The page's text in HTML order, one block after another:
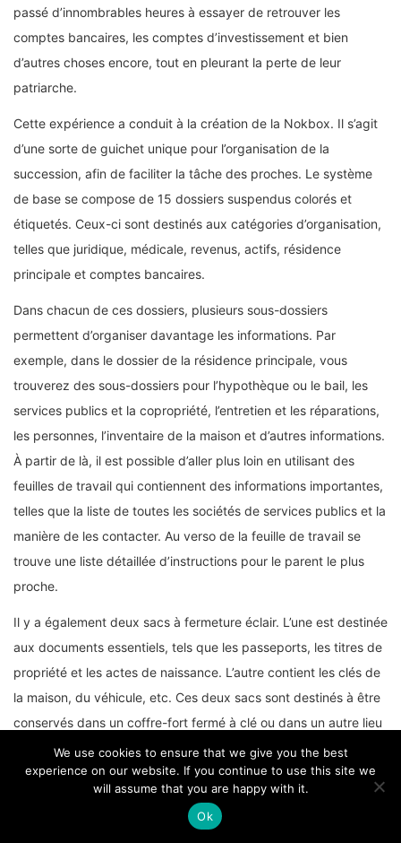
passé d’innombrables heures à essayer de retrouver les
comptes bancaires, les comptes d’investissement et bien
d’autres choses encore, tout en pleurant la perte de leur
patriarche.
Cette expérience a conduit à la création de la Nokbox. Il s’agit
d’une sorte de guichet unique pour l’organisation de la
succession, afin de faciliter la tâche des proches. Le système
de base se compose de 15 dossiers suspendus colorés et
étiquetés. Ceux-ci sont destinés aux catégories d’organisation,
telles que juridique, médicale, revenus, actifs, résidence
principale et comptes bancaires.
Dans chacun de ces dossiers, plusieurs sous-dossiers
permettent d’organiser davantage les informations. Par
exemple, dans le dossier de la résidence principale, vous
trouverez des sous-dossiers pour l’hypothèque ou le bail, les
services publics et la copropriété, l’entretien et les réparations,
les personnes, l’inventaire de la maison et d’autres informations.
À partir de là, il est possible d’aller plus loin en utilisant des
feuilles de travail qui contiennent des informations importantes,
telles que la liste de toutes les sociétés de services publics et la
manière de les contacter. Au verso de la feuille de travail se
trouve une liste détaillée d’instructions pour le parent le plus
proche.
Il y a également deux sacs à fermeture éclair. L’une est destinée
aux documents essentiels, tels que les passeports, les titres de
propriété et les actes de naissance. L’autre contient les clés de
la maison, du véhicule, etc. Ces deux sacs sont destinés à être
conservés dans un coffre-fort fermé à clé ou dans un autre lieu
Le tout est emballé dans une boîte de classement en plastique
étanche. Il s’agit d’un excellent système, en particulier pour les
personnes qui n’ont pas l’habitude d’organiser leurs affaires.
We use cookies to ensure that we give you the best
experience on our website. If you continue to use this site we
will assume that you are happy with it.
Ok